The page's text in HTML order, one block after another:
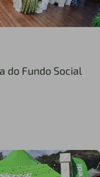
do Fundo Social